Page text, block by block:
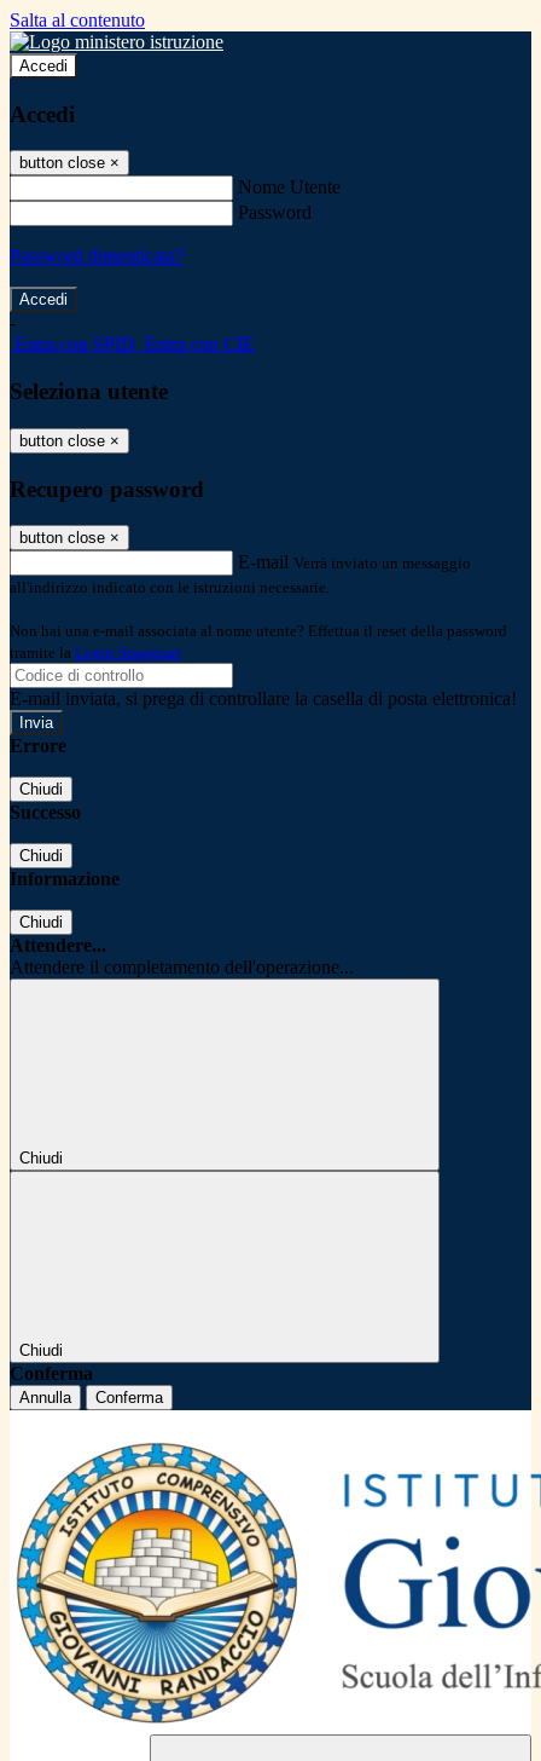
Salta al contenuto
Accedi
Accedi
button close ×
Nome Utente
Password
Password dimenticata?
-
Entra con SPID Entra con CIE
Seleziona utente
button close ×
Recupero password
button close ×
E-mail Verrà inviato un messaggio
all'indirizzo indicato con le istruzioni necessarie.
Non hai una e-mail associata al nome utente? Effettua il reset della password
tramite la Login Spaggiari
E-mail inviata, si prega di controllare la casella di posta elettronica!
Errore
Chiudi
Successo
Chiudi
Informazione
Chiudi
Attendere...
Attendere il completamento dell'operazione...
Chiudi
Chiudi
Conferma
Annulla Conferma